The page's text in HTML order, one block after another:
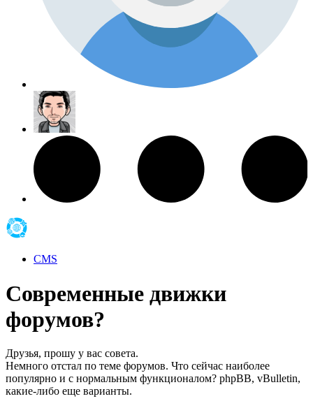
CMS
Современные движки
форумов?
Друзья, прошу у вас совета.
Немного отстал по теме форумов. Что сейчас наиболее
популярно и с нормальным функционалом? phpBB, vBulletin,
какие-либо еще варианты.